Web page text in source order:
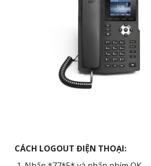
CÁCH LOGOUT ĐIỆN THOẠI: